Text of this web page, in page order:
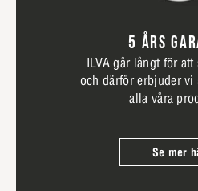
5 ÅRS
ILVA går långt för
och därför erbjuder vi
alla våra
Se mer